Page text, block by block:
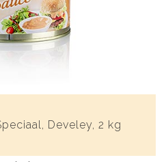
Develey, 2 kg